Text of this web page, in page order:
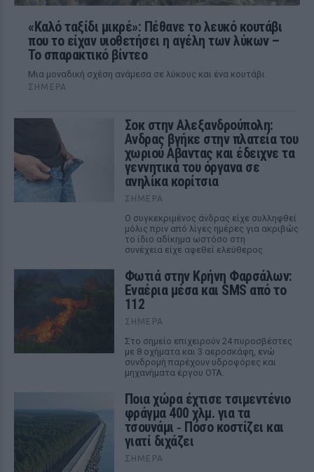
«Καλό ταξίδι μικρέ»: Πέθανε το λευκό κουτάβι
που το είχαν υιοθετήσει η αγέλη των λύκων –
Το σπαρακτικό βίντεο
Μια μοναδική σχέση ανάμεσα σε λύκους και ένα κουτάβι
ΣΉΜΕΡΑ
Σοκ στην Αλεξανδρούπολη:
Ανδρας βγήκε στην πλατεία του
χωριού Αβαντας και έδειχνε τα
γεννητικά του όργανα σε
ανηλίκα κορίτσια
ΣΉΜΕΡΑ
Ο συγκεκριμένος άνδρας είχε συλληφθεί
μόλις πριν από λίγες ημέρες για ακριβώς
το ίδιο αδίκημα ωστόσο στη
συνέχεια είχε αφεθεί ελεύθερος
Φωτιά στην Κρήνη Φαρσάλων:
Εναέρια μέσα και SMS από το
112
ΣΉΜΕΡΑ
Στο σημείο επιχειρούν 24 πυροσβέστες
με 8 οχήματα και 3 αεροσκάφη, ενώ
συνδρομή παρέχουν υδροφόρες και
μηχανήματα έργου ΟΤΑ.
Ποια χώρα έχτισε τσιμεντένιο
φράγμα 400 χλμ. για τα
τσουνάμι ‑ Πόσο κοστίζει και
γιατί διχάζει
ΣΉΜΕΡΑ